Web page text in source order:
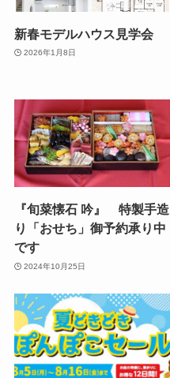
新春モデルハウス見学会
2026年1月8日
『旬菜懐石 吟』 特製手造
り「おせち」御予約承り中
です
2024年10月25日